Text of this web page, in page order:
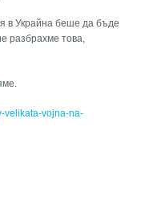
в Украйна беше да бъде
разбрахме това,
velikata-vojna-na-